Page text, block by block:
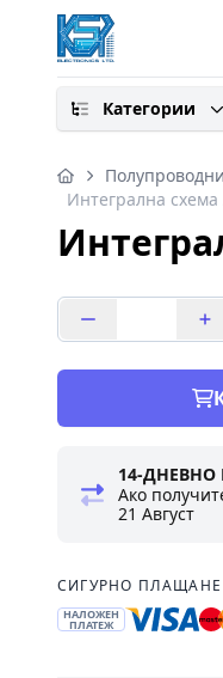
Категории
Интегрална схема
14-
Ако
21 Август
СИГУРНО ПЛАЩАНЕ
НАЛОЖЕН
ПЛАТЕЖ